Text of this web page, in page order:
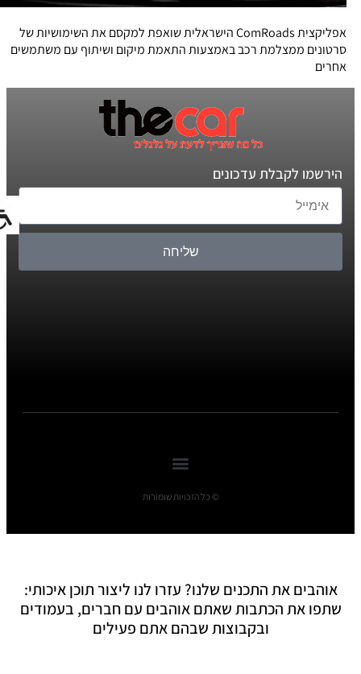
אפליקצית ComRoads הישראלית שואפת למקסם את השימושיות של
סרטונים ממצלמת רכב באמצעות התאמת מיקום ושיתוף עם משתמשים
אחרים
הירשמו לקבלת עדכונים
שליחה
© כל הזכויות שומורות
אוהבים את התכנים שלנו? עזרו לנו ליצור תוכן איכותי:
שתפו את הכתבות שאתם אוהבים עם חברים, בעמודים
ובקבוצות שבהם אתם פעילים